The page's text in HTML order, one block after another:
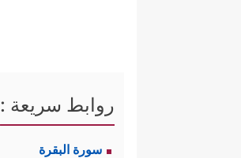
روابط سريعة :
سورة البقرة